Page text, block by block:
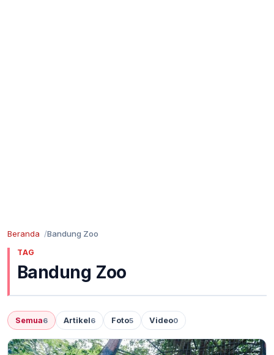
Beranda Bandung Zoo
TAG
Bandung Zoo
Semua6 Artikel6 Foto5 Video0